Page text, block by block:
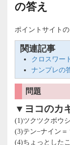
の答え
ポイントサイトの
関連記事
クロスワー
ナンプレの
問題
▼ヨコのカ
(1)ツクツクボウ
(3)テン−ナイン＝
(4)ちょっとした